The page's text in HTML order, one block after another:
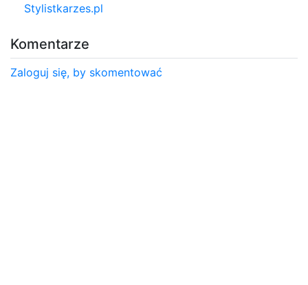
Stylistkarzes.pl
Komentarze
Zaloguj się, by skomentować